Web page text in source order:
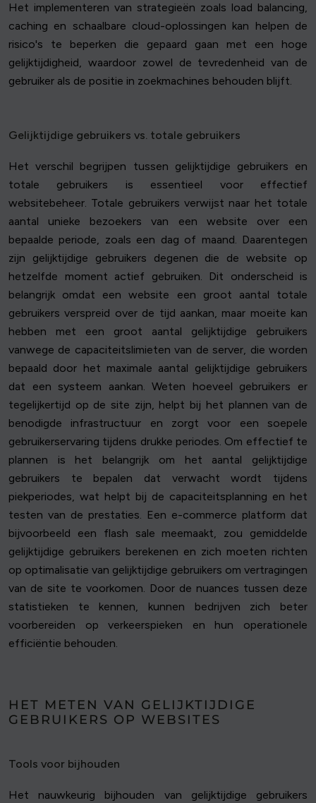
Het implementeren van strategieën zoals load balancing,
caching en schaalbare cloud-oplossingen kan helpen de
risico's te beperken die gepaard gaan met een hoge
gelijktijdigheid, waardoor zowel de tevredenheid van de
gebruiker als de positie in zoekmachines behouden blijft.
Gelijktijdige gebruikers vs. totale gebruikers
Het verschil begrijpen tussen gelijktijdige gebruikers en
totale gebruikers is essentieel voor effectief
websitebeheer. Totale gebruikers verwijst naar het totale
aantal unieke bezoekers van een website over een
bepaalde periode, zoals een dag of maand. Daarentegen
zijn gelijktijdige gebruikers degenen die de website op
hetzelfde moment actief gebruiken. Dit onderscheid is
belangrijk omdat een website een groot aantal totale
gebruikers verspreid over de tijd aankan, maar moeite kan
hebben met een groot aantal gelijktijdige gebruikers
vanwege de capaciteitslimieten van de server, die worden
bepaald door het maximale aantal gelijktijdige gebruikers
dat een systeem aankan. Weten hoeveel gebruikers er
tegelijkertijd op de site zijn, helpt bij het plannen van de
benodigde infrastructuur en zorgt voor een soepele
gebruikerservaring tijdens drukke periodes. Om effectief te
plannen is het belangrijk om het aantal gelijktijdige
gebruikers te bepalen dat verwacht wordt tijdens
piekperiodes, wat helpt bij de capaciteitsplanning en het
testen van de prestaties. Een e-commerce platform dat
bijvoorbeeld een flash sale meemaakt, zou gemiddelde
gelijktijdige gebruikers berekenen en zich moeten richten
op optimalisatie van gelijktijdige gebruikers om vertragingen
van de site te voorkomen. Door de nuances tussen deze
statistieken te kennen, kunnen bedrijven zich beter
voorbereiden op verkeerspieken en hun operationele
efficiëntie behouden.
HET METEN VAN GELIJKTIJDIGE
GEBRUIKERS OP WEBSITES
Tools voor bijhouden
Het nauwkeurig bijhouden van gelijktijdige gebruikers